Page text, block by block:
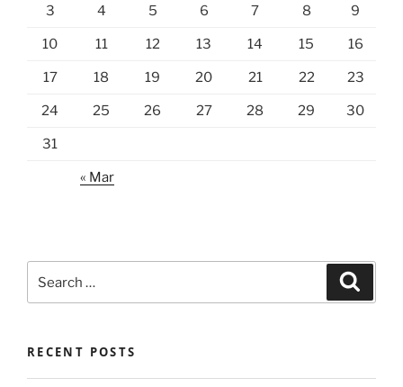
3 4 5 6 7 8 9
10 11 12 13 14 15 16
17 18 19 20 21 22 23
24 25 26 27 28 29 30
31
« Mar
for:
RECENT POSTS